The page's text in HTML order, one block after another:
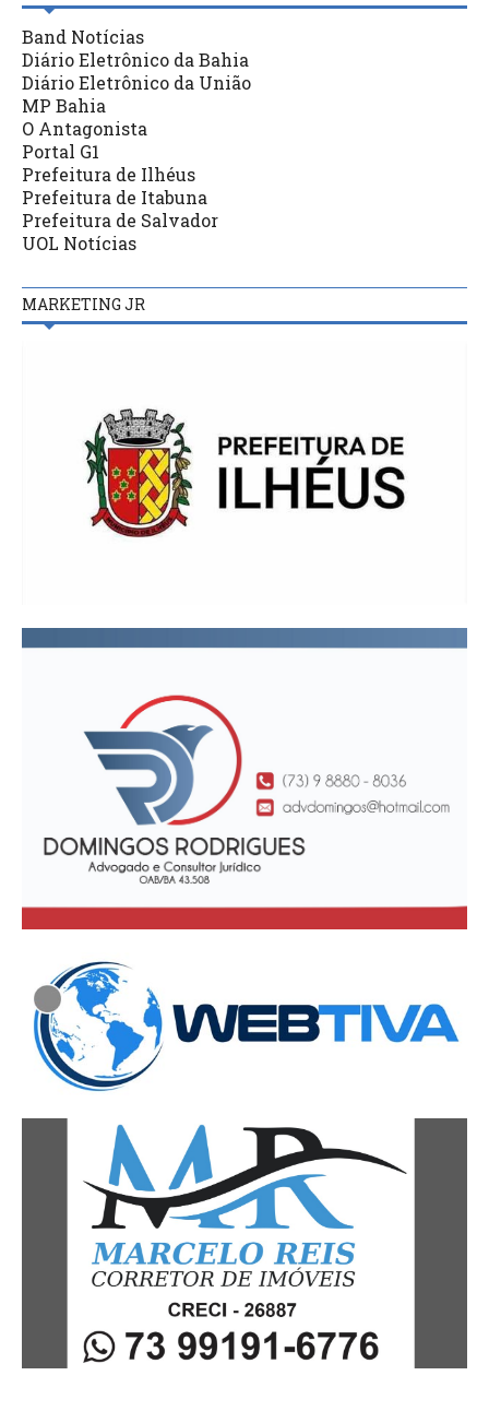
Band Notícias
Diário Eletrônico da Bahia
Diário Eletrônico da União
MP Bahia
O Antagonista
Portal G1
Prefeitura de Ilhéus
Prefeitura de Itabuna
Prefeitura de Salvador
UOL Notícias
MARKETING JR